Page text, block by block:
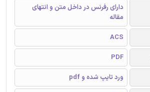
دارای رفرنس در داخل متن و انتهای
مقاله
ACS
PDF
ورد تایپ شده و pdf